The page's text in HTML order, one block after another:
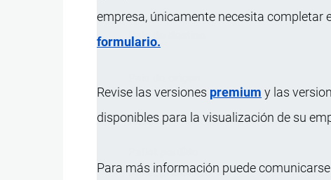
empresa, únicamente necesita completar
formulario.
Revise las versiones premium y las
disponibles para la visualización de su
Para más información puede
País de destino
Pallet
Pallet prisionero